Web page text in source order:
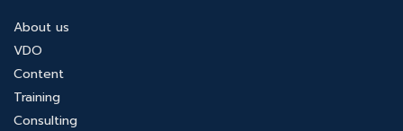
About us
VDO
Content
Training
Consulting